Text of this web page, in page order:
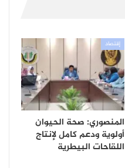
إقتصاد
المنصوري: صحة الحيوان
أولوية ودعم كامل لإنتاج
اللقاحات البيطرية